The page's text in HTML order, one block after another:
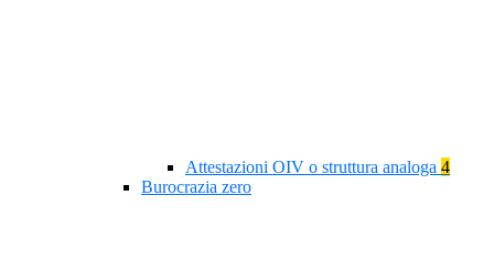
Attestazioni OIV o struttura analoga 4
Burocrazia zero